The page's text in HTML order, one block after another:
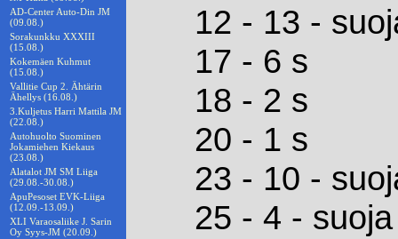
AD-Center Auto-Din JM
(09.08.)
Sorakunkku XXXIII
(15.08.)
Kokemäen Kuhmut
(15.08.)
Vallitie Cup 2. Ähtärin
Ähellys (16.08.)
3.Kuljetus Harri Mattila JM
(22.08.)
Autohuolto Suominen
Jokamiehen Kiekaus
(23.08.)
Alatalot JM SM Liiga
(29.08.-30.08.)
ApuPesoset EVK-Liiga
(12.09.-13.09.)
XLI Varaosaliike J. Sarin
Oy Syys-JM (20.09.)
12 - 13 -
17 - 6 s
18 - 2 s
20 - 1 s
23 - 10 -
25 - 4 - suoja